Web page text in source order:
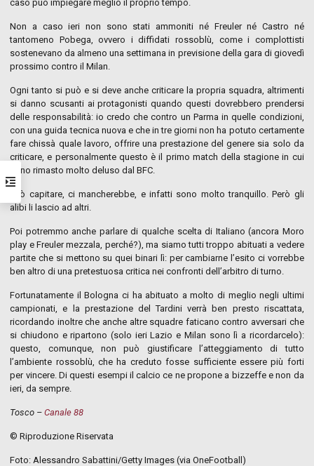
caso può impiegare meglio il proprio tempo.
Non a caso ieri non sono stati ammoniti né Freuler né Castro né
tantomeno Pobega, ovvero i diffidati rossoblù, come i complottisti
sostenevano da almeno una settimana in previsione della gara di giovedì
prossimo contro il Milan.
Ogni tanto si può e si deve anche criticare la propria squadra, altrimenti
si danno scusanti ai protagonisti quando questi dovrebbero prendersi
delle responsabilità: io credo che contro un Parma in quelle condizioni,
con una guida tecnica nuova e che in tre giorni non ha potuto certamente
fare chissà quale lavoro, offrire una prestazione del genere sia solo da
criticare, e personalmente questo è il primo match della stagione in cui
sono rimasto molto deluso dal BFC.
Può capitare, ci mancherebbe, e infatti sono molto tranquillo. Però gli
alibi li lascio ad altri.
Poi potremmo anche parlare di qualche scelta di Italiano (ancora Moro
play e Freuler mezzala, perché?), ma siamo tutti troppo abituati a vedere
partite che si mettono su quei binari lì: per cambiarne l’esito ci vorrebbe
ben altro di una pretestuosa critica nei confronti dell’arbitro di turno.
Fortunatamente il Bologna ci ha abituato a molto di meglio negli ultimi
campionati, e la prestazione del Tardini verrà ben presto riscattata,
ricordando inoltre che anche altre squadre faticano contro avversari che
si chiudono e ripartono (solo ieri Lazio e Milan sono lì a ricordarcelo):
questo, comunque, non può giustificare l’atteggiamento di tutto
l’ambiente rossoblù, che ha creduto fosse sufficiente essere più forti
per vincere. Di questi esempi il calcio ce ne propone a bizzeffe e non da
ieri, da sempre.
Tosco –Canale 88
© Riproduzione Riservata
Foto: Alessandro Sabattini/Getty Images (via OneFootball)